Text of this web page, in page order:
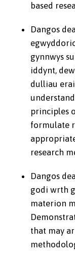
based
Dangos
gynnwys
iddynt,
dulliau
principles
formulate
research
Dangos
godi wrth
materion
that may